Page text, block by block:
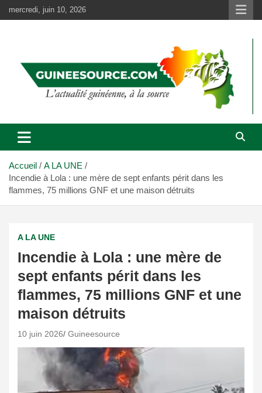
au
mercredi, juin 10, 2026
Accueil
A LA UNE
Incendie à Lola : une mère de sept enfants périt dans les
flammes, 75 millions GNF et une maison détruits
A LA UNE
Incendie à Lola : une mère de
sept enfants périt dans les
flammes, 75 millions GNF et une
maison détruits
10 juin 2026 Guineesource